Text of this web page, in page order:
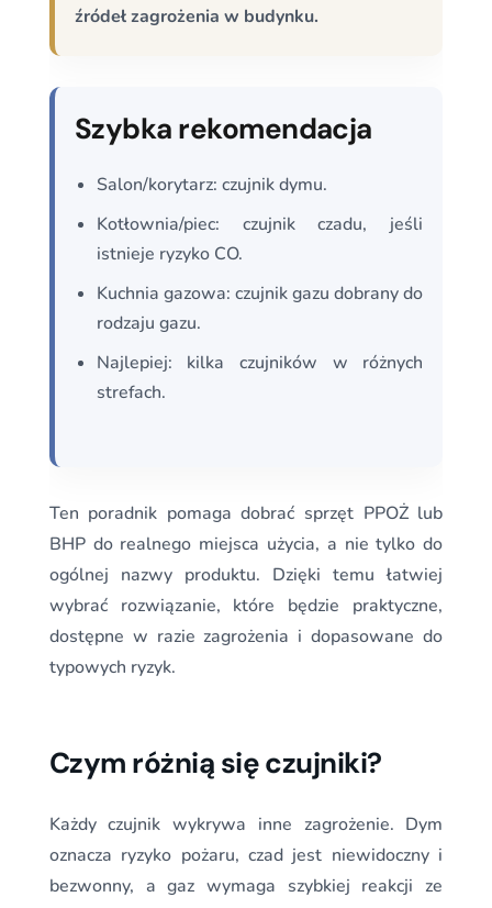
źródeł zagrożenia w budynku.
Szybka rekomendacja
Salon/korytarz: czujnik dymu.
Kotłownia/piec: czujnik czadu, jeśli
istnieje ryzyko CO.
Kuchnia gazowa: czujnik gazu dobrany do
rodzaju gazu.
Najlepiej: kilka czujników w różnych
strefach.
Ten poradnik pomaga dobrać sprzęt PPOŻ lub
BHP do realnego miejsca użycia, a nie tylko do
ogólnej nazwy produktu. Dzięki temu łatwiej
wybrać rozwiązanie, które będzie praktyczne,
dostępne w razie zagrożenia i dopasowane do
typowych ryzyk.
Czym różnią się czujniki?
Każdy czujnik wykrywa inne zagrożenie. Dym
oznacza ryzyko pożaru, czad jest niewidoczny i
bezwonny, a gaz wymaga szybkiej reakcji ze